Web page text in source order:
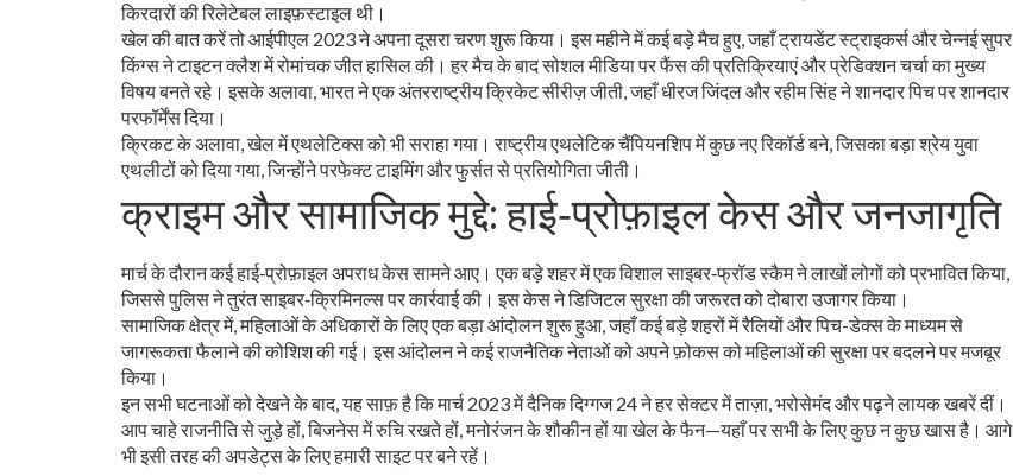
किरदारों की रिलेटेबल लाइफ़स्टाइल थी।
खेल की बात करें तो आईपीएल 2023 ने अपना दूसरा चरण शुरू किया। इस महीने में कई बड़े मैच हुए, जहाँ ट्रायडेंट स्ट्राइकर्स और चेन्नई सुपर
किंग्स ने टाइटन क्लैश में रोमांचक जीत हासिल की। हर मैच के बाद सोशल मीडिया पर फैंस की प्रतिक्रियाएं और प्रेडिक्शन चर्चा का मुख्य
विषय बनते रहे। इसके अलावा, भारत ने एक अंतरराष्ट्रीय क्रिकेट सीरीज़ जीती, जहाँ धीरज जिंदल और रहीम सिंह ने शानदार पिच पर शानदार
परफॉर्मेंस दिया।
क्रिकट के अलावा, खेल में एथलेटिक्स को भी सराहा गया। राष्ट्रीय एथलेटिक चैंपियनशिप में कुछ नए रिकॉर्ड बने, जिसका बड़ा श्रेय युवा
एथलीटों को दिया गया, जिन्होंने परफेक्ट टाइमिंग और फुर्सत से प्रतियोगिता जीती।
क्राइम और सामाजिक मुद्दे: हाई‑प्रोफ़ाइल केस और जनजागृति
मार्च के दौरान कई हाई‑प्रोफ़ाइल अपराध केस सामने आए। एक बड़े शहर में एक विशाल साइबर‑फ्रॉड स्कैम ने लाखों लोगों को प्रभावित किया,
जिससे पुलिस ने तुरंत साइबर‑क्रिमिनल्स पर कार्रवाई की। इस केस ने डिजिटल सुरक्षा की जरूरत को दोबारा उजागर किया।
सामाजिक क्षेत्र में, महिलाओं के अधिकारों के लिए एक बड़ा आंदोलन शुरू हुआ, जहाँ कई बड़े शहरों में रैलियों और पिच-डेक्स के माध्यम से
जागरूकता फैलाने की कोशिश की गई। इस आंदोलन ने कई राजनैतिक नेताओं को अपने फ़ोकस को महिलाओं की सुरक्षा पर बदलने पर मजबूर
किया।
इन सभी घटनाओं को देखने के बाद, यह साफ़ है कि मार्च 2023 में दैनिक दिग्गज 24 ने हर सेक्टर में ताज़ा, भरोसेमंद और पढ़ने लायक खबरें दीं।
आप चाहे राजनीति से जुड़े हों, बिजनेस में रुचि रखते हों, मनोरंजन के शौकीन हों या खेल के फैन—यहाँ पर सभी के लिए कुछ न कुछ खास है। आगे
भी इसी तरह की अपडेट्स के लिए हमारी साइट पर बने रहें।